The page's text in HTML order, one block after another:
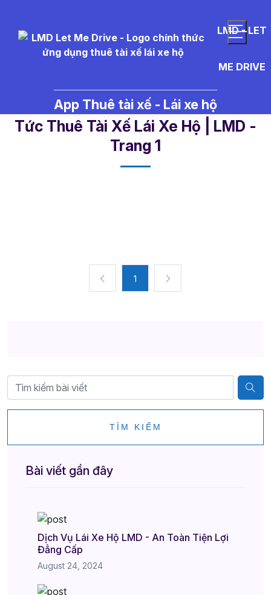
LMD - LET
ME DRIVE
App Thuê tài xế - Lái xe hộ
lam%20them%20tu%20do - Tin
Tức Thuê Tài Xế Lái Xe Hộ | LMD -
Trang 1​
1
TÌM KIẾM
Bài viết gần đây
Dịch Vụ Lái Xe Hộ LMD - An Toàn Tiện Lợi
Đẳng Cấp
August 24, 2024